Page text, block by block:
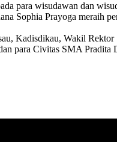
para wisudawan dan
Sophia Prayoga meraih
Kadisdikau, Wakil
para Civitas SMA Pradita